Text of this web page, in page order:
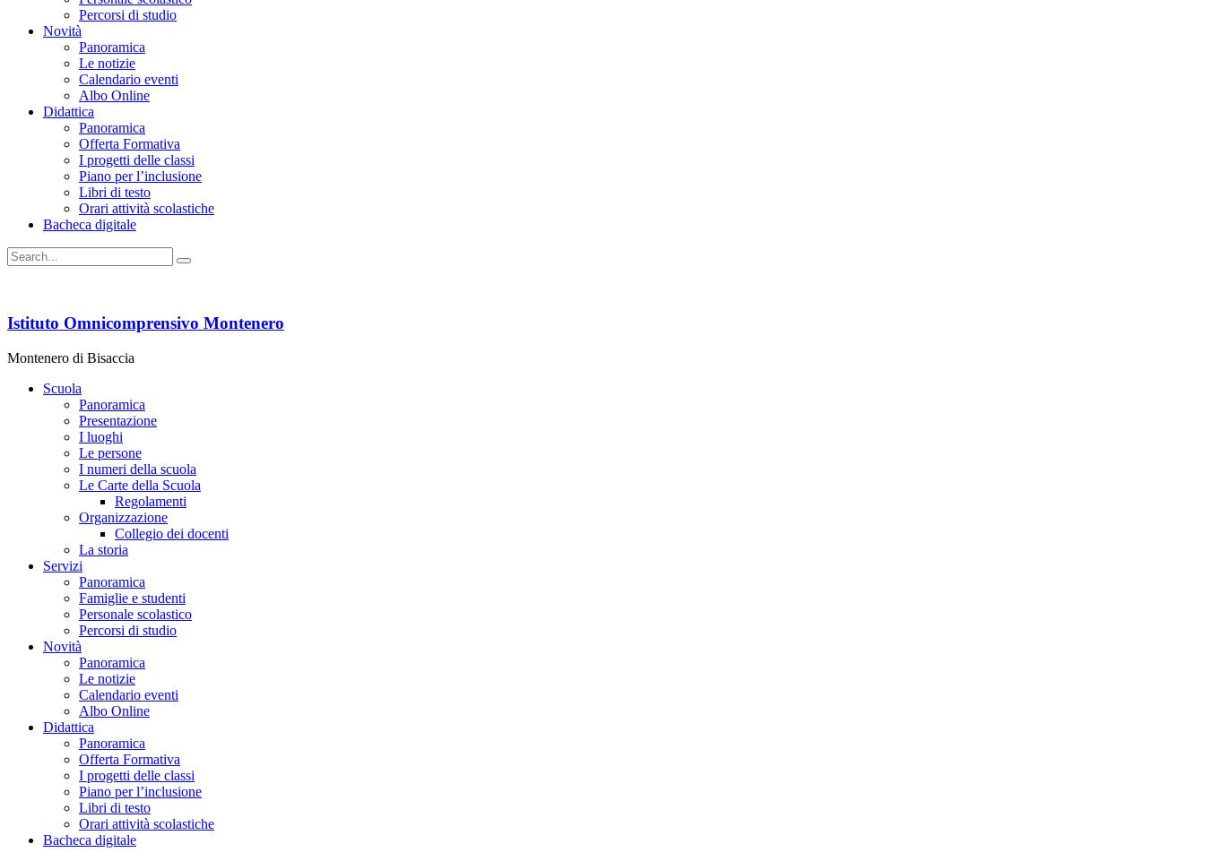
Percorsi di studio
Novità
Panoramica
Le notizie
Calendario eventi
Albo Online
Didattica
Panoramica
Offerta Formativa
I progetti delle classi
Piano per l’inclusione
Libri di testo
Orari attività scolastiche
Bacheca digitale
Istituto Omnicomprensivo Montenero
Montenero di Bisaccia
Scuola
Panoramica
Presentazione
I luoghi
Le persone
I numeri della scuola
Le Carte della Scuola
Regolamenti
Organizzazione
Collegio dei docenti
La storia
Servizi
Panoramica
Famiglie e studenti
Personale scolastico
Percorsi di studio
Novità
Panoramica
Le notizie
Calendario eventi
Albo Online
Didattica
Panoramica
Offerta Formativa
I progetti delle classi
Piano per l’inclusione
Libri di testo
Orari attività scolastiche
Bacheca digitale